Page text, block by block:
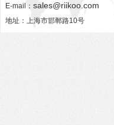
E-mail： sales@riikoo.com
地址：上海市邯郸路10号